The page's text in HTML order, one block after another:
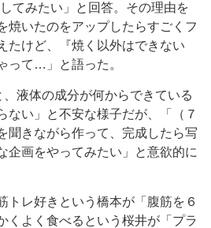
てみたい」と回答。その理由を
焼いたのをアップしたらすごくフ
たけど、『焼く以外はできない
って…」と語った。
液体の成分が何からできている
ない」と不安な様子だが、「（７
聞きながら作って、完成したら写
企画をやってみたい」と意欲的に
レ好きという橋本が「腹筋を６
くよく食べるという桜井が「プラ